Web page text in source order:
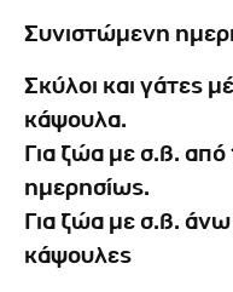
Συνιστώμενη
Σκύλοι και γάτες
κάψουλα.
Για ζώα με σ.β.
ημερησίως.
Για ζώα με σ.β.
κάψουλες